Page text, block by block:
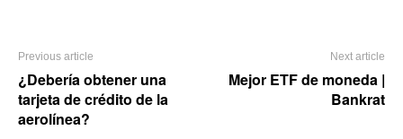
Previous article
¿Debería obtener una
tarjeta de crédito de la
aerolínea?
Next article
Mejor ETF de moneda |
Bankrat